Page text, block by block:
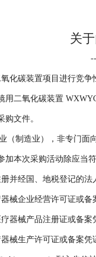
关于
化碳装置项目进行竞争
用二氧化碳装置 WX
文件。
（制造业） ，非专门面
加本次采购活动除应当
并经国、地税登记的法
械企业经营许可证或备
器械产品注册证或备
械生产许可证或备案